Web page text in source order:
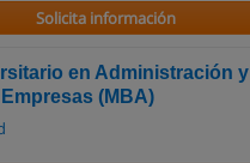
Solicita información
en Administración y
(MBA)